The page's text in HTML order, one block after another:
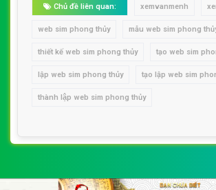
Chủ đề liên quan: xemvanmenh
web sim phong thủy mẫu web sim phong
thiết kế web sim phong thủy tạo web sim
lập web sim phong thủy tạo lập web sim
thành lập web sim phong thủy